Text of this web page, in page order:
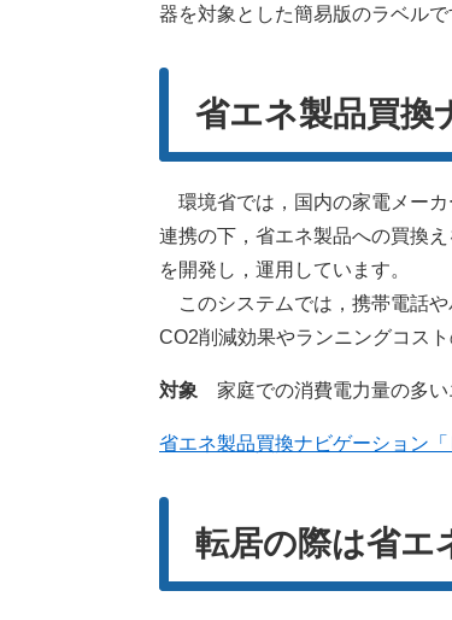
器を対象とした簡易版のラベルで
省エネ製品買換
環境省では，国内の家電メーカ
連携の下，省エネ製品への買換
を開発し，運用しています。
このシステムでは，携帯電話や
CO2削減効果やランニングコス
対象 家庭での消費電力量の多
省エネ製品買換ナビゲーション
転居の際は省エ